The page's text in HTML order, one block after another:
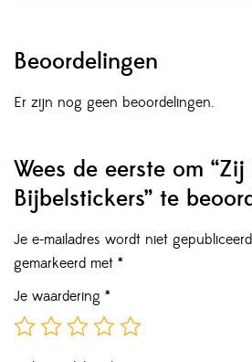
Beoordelingen
Er zijn nog geen beoordelingen.
Wees de eerste om
Bijbelstickers” te
Je e-mailadres wordt niet
gemarkeerd met *
Je waardering *